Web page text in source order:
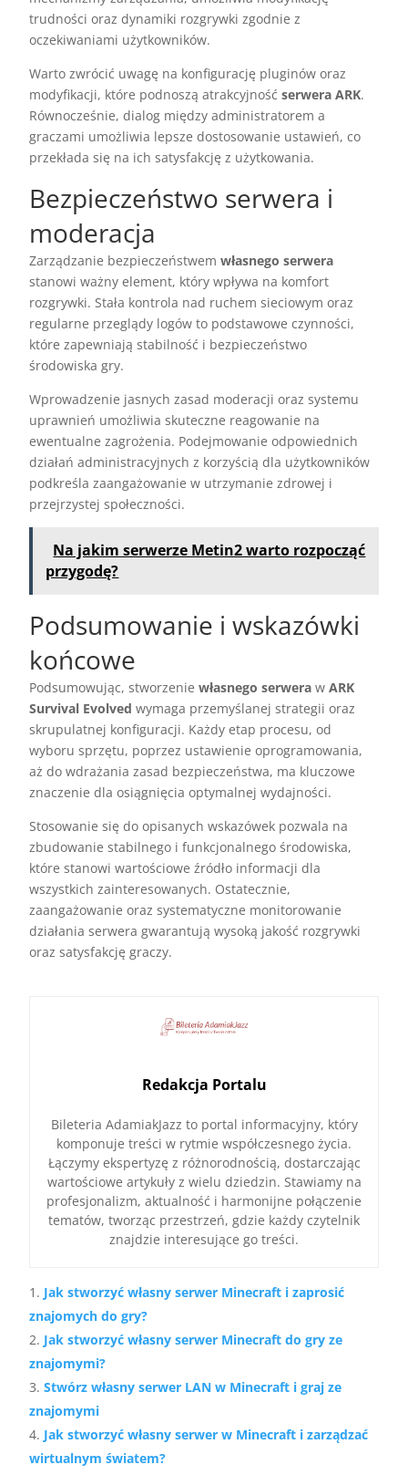
trudności oraz dynamiki rozgrywki zgodnie z
oczekiwaniami użytkowników.
Warto zwrócić uwagę na konfigurację pluginów oraz
modyfikacji, które podnoszą atrakcyjnośćserwera ARK.
Równocześnie, dialog między administratorem a
graczami umożliwia lepsze dostosowanie ustawień, co
przekłada się na ich satysfakcję z użytkowania.
Bezpieczeństwo serwera i
moderacja
Zarządzanie bezpieczeństwemwłasnego serwera
stanowi ważny element, który wpływa na komfort
rozgrywki. Stała kontrola nad ruchem sieciowym oraz
regularne przeglądy logów to podstawowe czynności,
które zapewniają stabilność i bezpieczeństwo
środowiska gry.
Wprowadzenie jasnych zasad moderacji oraz systemu
uprawnień umożliwia skuteczne reagowanie na
ewentualne zagrożenia. Podejmowanie odpowiednich
działań administracyjnych z korzyścią dla użytkowników
podkreśla zaangażowanie w utrzymanie zdrowej i
przejrzystej społeczności.
Na jakim serwerze Metin2 warto rozpocząć
przygodę?
Podsumowanie i wskazówki
końcowe
Podsumowując, stworzeniewłasnego serwera wARK
Survival Evolved wymaga przemyślanej strategii oraz
skrupulatnej konfiguracji. Każdy etap procesu, od
wyboru sprzętu, poprzez ustawienie oprogramowania,
aż do wdrażania zasad bezpieczeństwa, ma kluczowe
znaczenie dla osiągnięcia optymalnej wydajności.
Stosowanie się do opisanych wskazówek pozwala na
zbudowanie stabilnego i funkcjonalnego środowiska,
które stanowi wartościowe źródło informacji dla
wszystkich zainteresowanych. Ostatecznie,
zaangażowanie oraz systematyczne monitorowanie
działania serwera gwarantują wysoką jakość rozgrywki
oraz satysfakcję graczy.
Redakcja Portalu
Bileteria AdamiakJazz to portal informacyjny, który
komponuje treści w rytmie współczesnego życia.
Łączymy ekspertyzę z różnorodnością, dostarczając
wartościowe artykuły z wielu dziedzin. Stawiamy na
profesjonalizm, aktualność i harmonijne połączenie
tematów, tworząc przestrzeń, gdzie każdy czytelnik
znajdzie interesujące go treści.
Jak stworzyć własny serwer Minecraft i zaprosić
znajomych do gry?
Jak stworzyć własny serwer Minecraft do gry ze
znajomymi?
Stwórz własny serwer LAN w Minecraft i graj ze
znajomymi
Jak stworzyć własny serwer w Minecraft i zarządzać
wirtualnym światem?